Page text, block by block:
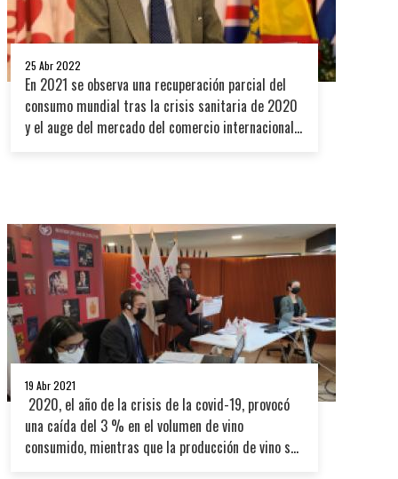
25 Abr 2022
En 2021 se observa una recuperación parcial del
consumo mundial tras la crisis sanitaria de 2020
y el auge del mercado del comercio internacional,
suministro mundial, la guerra de Ucrania, las
variantes de COVID-19 y el aumento de los precios
de la energía
19 Abr 2021
2020, el año de la crisis de la covid-19, provocó
una caída del 3 % en el volumen de vino
consumido, mientras que la producción de vino se